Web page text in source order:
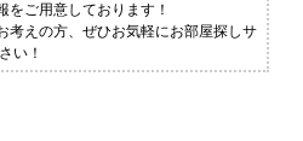
ご用意しております！
考えの方、ぜひお気軽にお部屋探しサ
い！